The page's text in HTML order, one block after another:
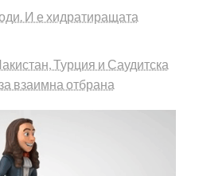
И е хидратиращата
Турция и Саудитска
взаимна отбрана